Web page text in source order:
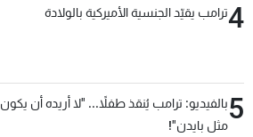
4ترامب يقيّد الجنسية الأميركية بالولادة
5بالفيديو: ترامب يُنقذ طفلاً... "لا أريده أن يكون
مثل بايدن"!